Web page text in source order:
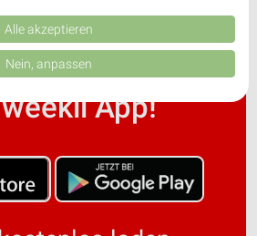
Angebote in
App!
verschiedenen Quellen. Entwicklung und
Verwendung reduzierter Daten zur Auswahl
Europäischen Union weitergegeben und in die
Zwecke:
auf Informationen
Alle akzeptieren
Nein, anpassen